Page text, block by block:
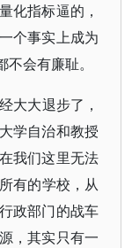
化指标逼的，
个事实上成为
会有廉耻。
大大退步了，
学自治和教授
我们这里无法
有的学校，从
政部门的战车
，其实只有一